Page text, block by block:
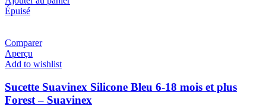
Épuisé
Comparer
Aperçu
Add to wishlist
Sucette Suavinex Silicone Bleu 6-18 mois et plus
Forest – Suavinex